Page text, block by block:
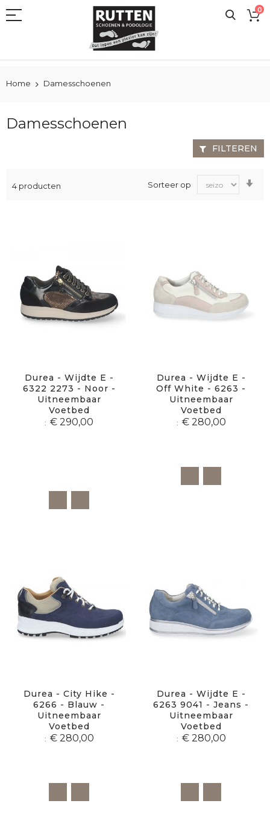
naar
0
Home Damesschoenen
Damesschoenen
4 producten Sorteer op
Durea - Wijdte E -
6322 2273 - Noor -
Uitneembaar
Voetbed
€ 290,00
Durea - Wijdte E -
Off White - 6263 -
Uitneembaar
Voetbed
€ 280,00
Durea - City Hike -
6266 - Blauw -
Uitneembaar
Voetbed
€ 280,00
Durea - Wijdte E -
6263 9041 - Jeans -
Uitneembaar
Voetbed
€ 280,00
FILTEREN